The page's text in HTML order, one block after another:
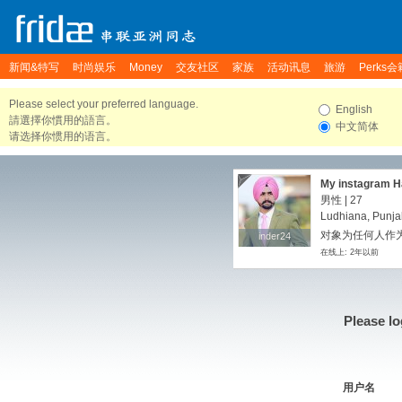
新闻&特写 时尚娱乐 Money 交友社区 家族 活动讯息 旅游 Perks会
Please select your preferred language.
請選擇你慣用的語言。
请选择你惯用的语言。
English
中文简体
inder24
inder24
My instagram
there if you
男性 | 27
Ludhiana,
对象为任何人作
在线上: 2年以前
Please
用户名